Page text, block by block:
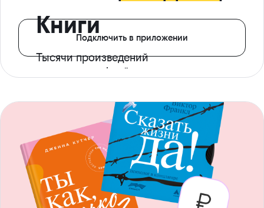
Книги
Тысячи произведений
с доступом офлайн
Подключить в приложении